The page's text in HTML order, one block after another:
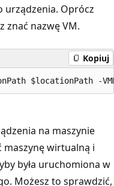
Oprócz
znać nazwę VM.
Kopiuj
na maszynie
wirtualną i
była uruchomiona w
Możesz to sprawdzić,